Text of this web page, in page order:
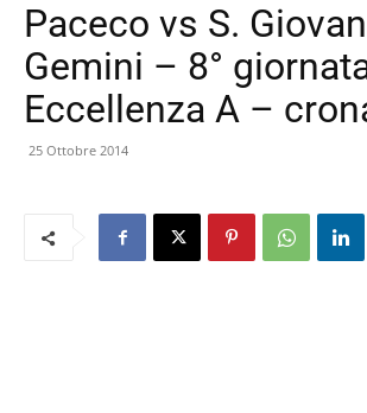
Paceco vs S.
Gemini – 8°
Eccellenza A –
25 Ottobre 2014